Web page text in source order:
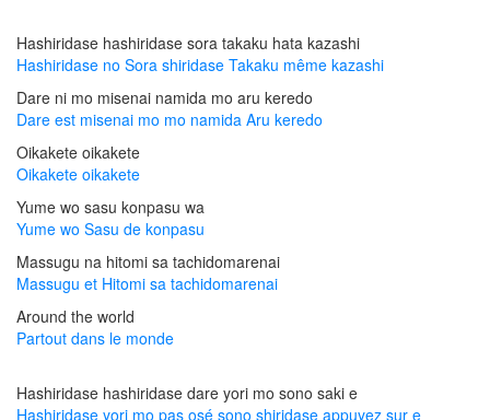
Hashiridase hashiridase sora takaku hata kazashi
Hashiridase no Sora shiridase Takaku même kazashi
Dare ni mo misenai namida mo aru keredo
Dare est misenai mo mo namida Aru keredo
Oikakete oikakete
Oikakete oikakete
Yume wo sasu konpasu wa
Yume wo Sasu de konpasu
Massugu na hitomi sa tachidomarenai
Massugu et Hitomi sa tachidomarenai
Around the world
Partout dans le monde
Hashiridase hashiridase dare yori mo sono saki e
Hashiridase yori mo pas osé sono shiridase appuyez sur e